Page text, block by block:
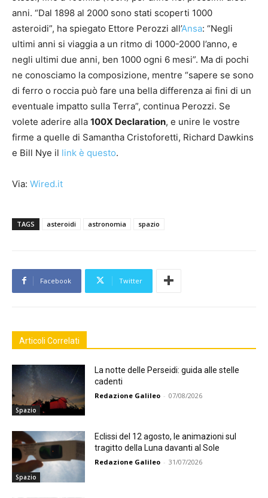
anni. “Dal 1898 al 2000 sono stati scoperti 1000
asteroidi”, ha spiegato Ettore Perozzi all’Ansa: “Negli
ultimi anni si viaggia a un ritmo di 1000-2000 l’anno, e
negli ultimi due anni, ben 1000 ogni 6 mesi”. Ma di pochi
ne conosciamo la composizione, mentre “sapere se sono
di ferro o roccia può fare una bella differenza ai fini di un
eventuale impatto sulla Terra”, continua Perozzi. Se
volete aderire alla 100X Declaration, e unire le vostre
firme a quelle di Samantha Cristoforetti, Richard Dawkins
e Bill Nye il link è questo.
Via: Wired.it
TAGS asteroidi astronomia spazio
Facebook Twitter
Articoli Correlati
Spazio
La notte delle Perseidi: guida alle stelle
cadenti
Redazione Galileo - 07/08/2026
Spazio
Eclissi del 12 agosto, le animazioni sul
tragitto della Luna davanti al Sole
Redazione Galileo - 31/07/2026